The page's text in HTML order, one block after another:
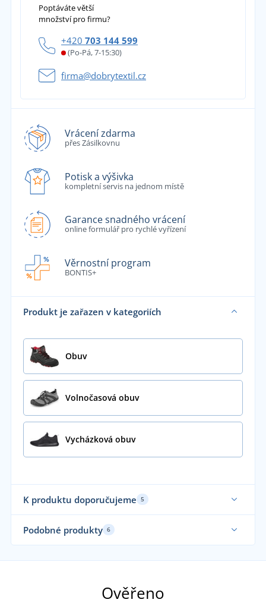
Poptáváte větší
množství pro firmu?
+420 703 144 599
(Po-Pá, 7-15:30)
firma@dobrytextil.cz
Vrácení zdarma
přes Zásilkovnu
Potisk a výšivka
kompletní servis na jednom místě
Garance snadného vrácení
online formulář pro rychlé vyřízení
Věrnostní program
BONTIS+
Produkt je zařazen v kategoriích
Obuv
Volnočasová obuv
Vycházková obuv
K produktu doporučujeme 5
Sami oblékáme
Podobné produkty 6
Ověřeno